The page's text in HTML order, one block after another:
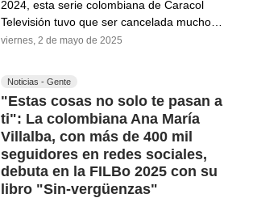
2024, esta serie colombiana de Caracol
Televisión tuvo que ser cancelada mucho…
viernes, 2 de mayo de 2025
Noticias - Gente
"Estas cosas no solo te pasan a
ti": La colombiana Ana María
Villalba, con más de 400 mil
seguidores en redes sociales,
debuta en la FILBo 2025 con su
libro "Sin-vergüenzas"